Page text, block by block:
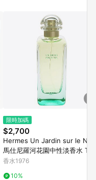
限時加碼
$2,700
Hermes Un Jardin sur le Nil 愛
馬仕尼羅河花園中性淡香水 TES
TER
香水1976
10%